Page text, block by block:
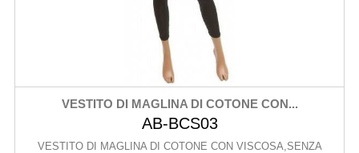
VESTITO DI MAGLINA DI COTONE CON...
AB-BCS03
VESTITO DI MAGLINA DI COTONE CON VISCOSA,SENZA